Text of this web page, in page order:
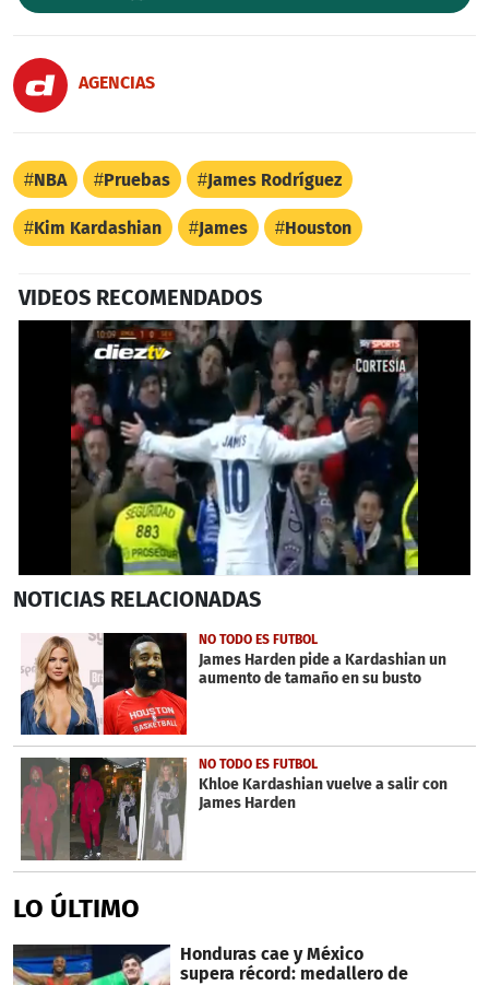
AGENCIAS
NBA Pruebas James Rodríguez
Kim Kardashian James Houston
VIDEOS RECOMENDADOS
second
seconds
NOTICIAS RELACIONADAS
NO TODO ES FUTBOL
James Harden pide a Kardashian un
aumento de tamaño en su busto
NO TODO ES FUTBOL
Khloe Kardashian vuelve a salir con
James Harden
LO ÚLTIMO
Honduras cae y México
supera récord: medallero de